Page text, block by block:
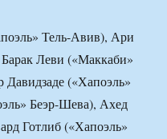
Тель-Авив), Ари
Леви («Маккаби»
(«Хапоэль»
Беэр-Шева), Ахед
Готлиб («Хапоэль»